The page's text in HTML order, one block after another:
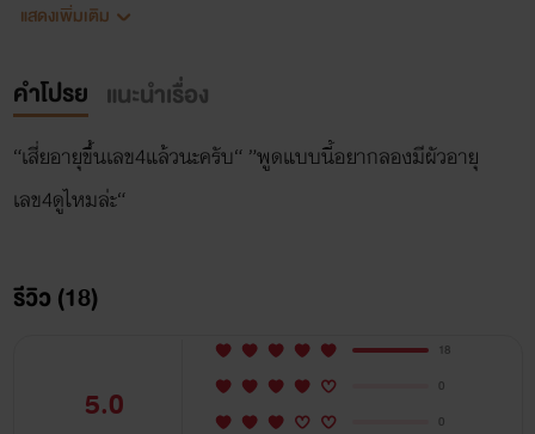
รัก
น่ารัก
แสดงเพิ่มเติม
คำโปรย แนะนำเรื่อง
“เสี่ยอายุขึ้นเลข4แล้วนะครับ“ ”พูดแบบนี้อยากลองมีผัวอายุ
เลข4ดูไหมล่ะ“
รีวิว (18)
5.0
18
0
0